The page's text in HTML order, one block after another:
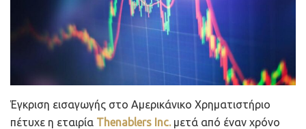
Έγκριση εισαγωγής στο Αμερικάνικο Χρηματιστήριο
πέτυχε η εταιρία Thenablers Inc.μετά από έναν χρόνο